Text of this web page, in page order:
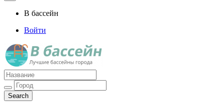
В бассейн
Войти
Лучшие бассейны города